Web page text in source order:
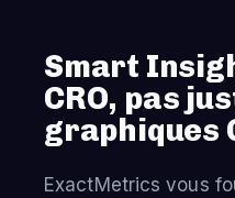
Smart
CRO, pas
graphiques
ExactMetrics vous